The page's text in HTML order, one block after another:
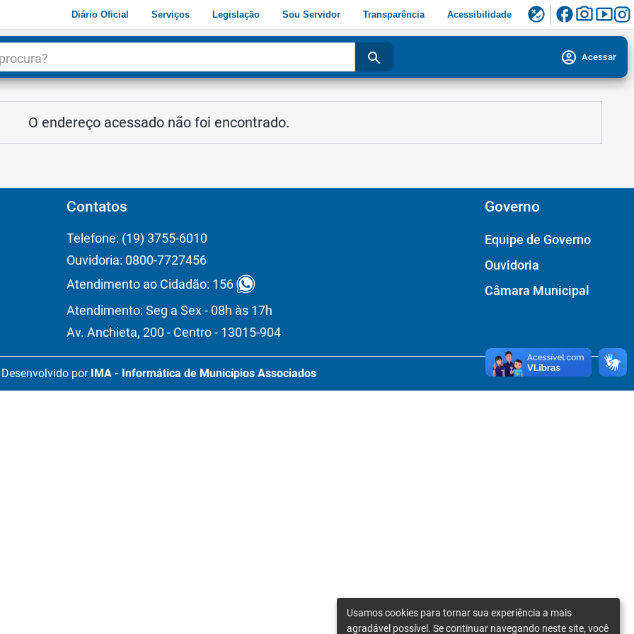
Diário Oficial Serviços Legislação Sou Servidor Transparência Acessibilidade flaky facebookphoto_camerasmart_display
search account_circle Acessar
O endereço acessado não foi encontrado.
Contatos
Telefone: (19) 3755-6010
Ouvidoria: 0800-7727456
Atendimento ao Cidadão: 156
Atendimento: Seg a Sex - 08h às 17h
Av. Anchieta, 200 - Centro - 13015-904
Governo
Equipe de Governo
Ouvidoria
Câmara Municipal
Desenvolvido por IMA - Informática de Municípios Associados
Usamos cookies para tornar sua experiência a mais
agradável possível. Se continuar navegando neste site, você